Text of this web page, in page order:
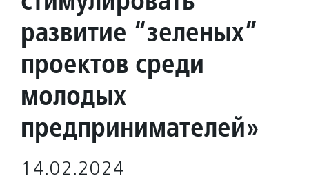
развитие “зеленых”
проектов среди
молодых
предпринимателей»
14.02.2024